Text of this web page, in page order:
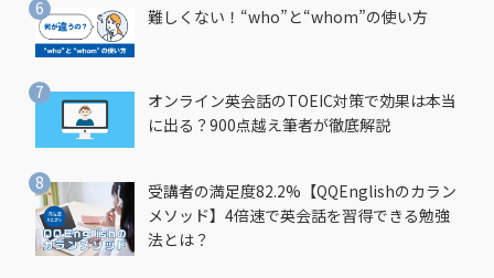
難しくない！“who”と“whom”の使い方
オンライン英会話のTOEIC対策で効果は本当
に出る？900点越え筆者が徹底解説
受講者の満足度82.2%【QQEnglishのカラン
メソッド】4倍速で英会話を習得できる勉強
法とは？